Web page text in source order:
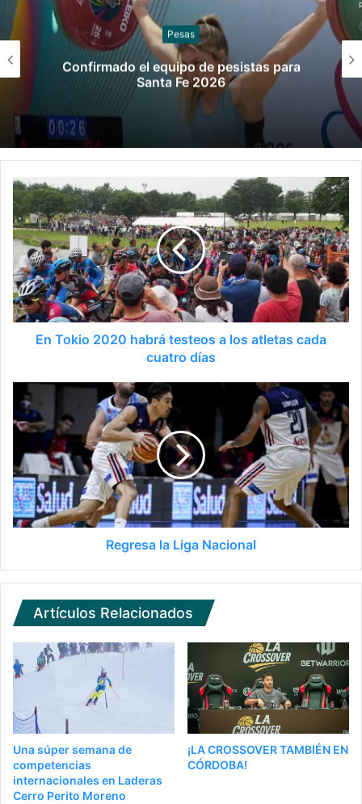
Sóftbol
Los seleccionados de sóftbol tienen los
convocados para los Juegos
Suramericanos 2026
En Tokio 2020 habrá testeos a los atletas cada
cuatro días
Regresa la Liga Nacional
Artículos Relacionados
Una súper semana de
competencias
internacionales en Laderas
Cerro Perito Moreno
¡LA CROSSOVER TAMBIÉN EN
CÓRDOBA!